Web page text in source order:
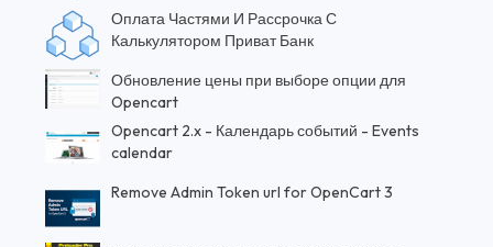
Оплата Частями И Рассрочка С
Калькулятором Приват Банк
Обновление цены при выборе опции для
Opencart
Opencart 2.x - Календарь событий - Events
calendar
Remove Admin Token url for OpenCart 3